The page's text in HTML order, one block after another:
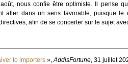
nous confie être optimiste. Il pense
aller dans un sens favorable, puisque
afin de se concerter sur le sujet
to importers »,AddisFortune, 31 juillet